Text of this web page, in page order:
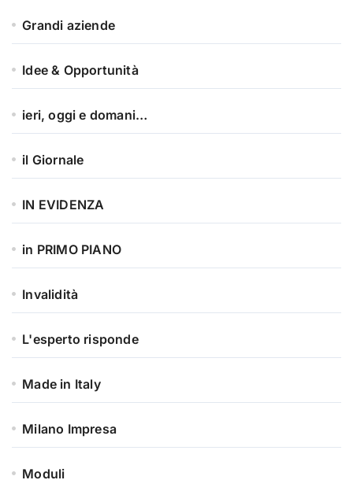
Grandi aziende
Idee & Opportunità
ieri, oggi e domani…
il Giornale
IN EVIDENZA
in PRIMO PIANO
Invalidità
L'esperto risponde
Made in Italy
Milano Impresa
Moduli